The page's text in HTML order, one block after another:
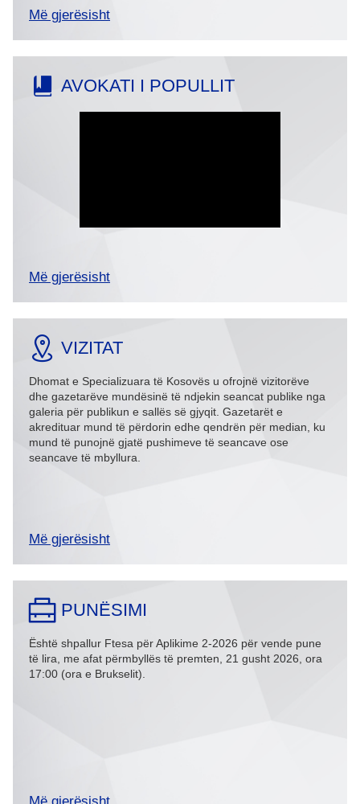
Më gjerësisht
AVOKATI I POPULLIT
Më gjerësisht
VIZITAT
Dhomat e Specializuara të Kosovës u ofrojnë vizitorëve
dhe gazetarëve mundësinë të ndjekin seancat publike nga
galeria për publikun e sallës së gjyqit. Gazetarët e
akredituar mund të përdorin edhe qendrën për median, ku
mund të punojnë gjatë pushimeve të seancave ose
seancave të mbyllura.
Më gjerësisht
PUNЁSIMI
Është shpallur Ftesa për Aplikime 2-2026 për vende pune
të lira, me afat përmbyllës të premten, 21 gusht 2026, ora
17:00 (ora e Brukselit).